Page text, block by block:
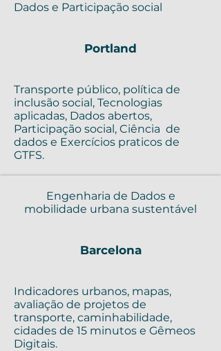
Dados e Participação social
Portland
Transporte público, política de
inclusão social, Tecnologias
aplicadas, Dados abertos,
Participação social, Ciência de
dados e Exercícios praticos de
GTFS.
Engenharia de Dados e
mobilidade urbana sustentável
Barcelona
Indicadores urbanos, mapas,
avaliação de projetos de
transporte, caminhabilidade,
cidades de 15 minutos e Gêmeos
Digitais.